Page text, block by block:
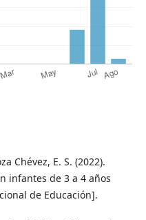
Chévez, E. S. (2022).
infantes de 3 a 4 años
de Educación].